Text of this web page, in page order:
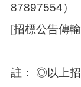
87897554）
[招標公告傳
註： ◎以上